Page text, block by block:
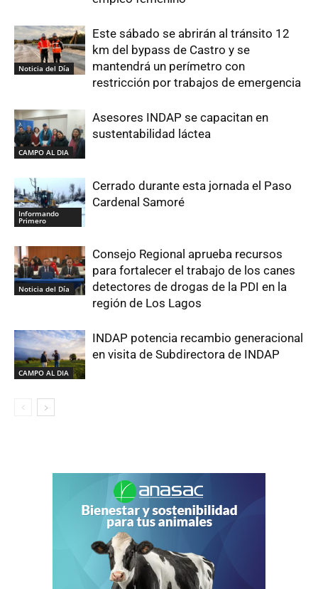
Noticia del Día
Este sábado se abrirán al tránsito 12
km del bypass de Castro y se
mantendrá un perímetro con
restricción por trabajos de emergencia
CAMPO AL DIA
Asesores INDAP se capacitan en
sustentabilidad láctea
Informando
Primero
Cerrado durante esta jornada el Paso
Cardenal Samoré
Noticia del Día
Consejo Regional aprueba recursos
para fortalecer el trabajo de los canes
detectores de drogas de la PDI en la
región de Los Lagos
CAMPO AL DIA
INDAP potencia recambio generacional
en visita de Subdirectora de INDAP